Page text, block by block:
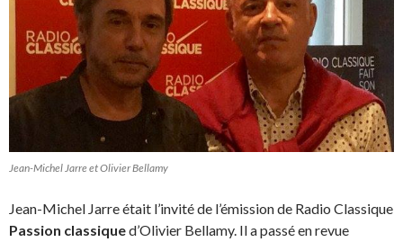
Jean-Michel Jarre et Olivier Bellamy
Jean-Michel Jarre était l’invité de l’émission de Radio Classique
Passion classiqued’Olivier Bellamy. Il a passé en revue